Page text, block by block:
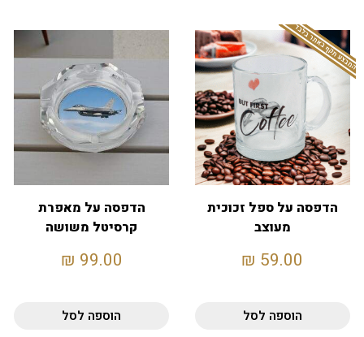
המבצע תקף באתר בלבד
הדפסה על ספל זכוכית
מעוצב
59.00
₪
הוספה לסל
הדפסה על מאפרת
קרסיטל משושה
99.00
₪
הוספה לסל